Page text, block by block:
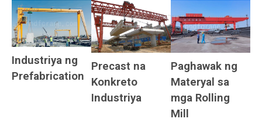
Industriya ng
Prefabrication
Precast na
Konkreto
Industriya
Paghawak ng
Materyal sa
mga Rolling
Mill